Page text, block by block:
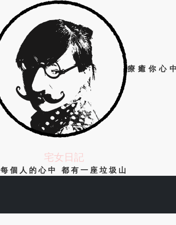
療癒你心
宅女日記
每個人的心中 都有一座垃圾山